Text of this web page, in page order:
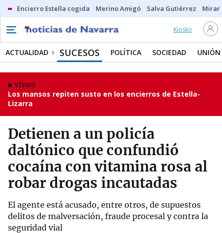
Encierro Estella cogida Merino Amigó Salva Gutiérrez Mirar
Kiosko
ACTUALIDAD SUCESOS POLÍTICA SOCIEDAD UNIÓN
VÍDEO
Los mansos repiten susto en los encierros de Estella-
Lizarra
Detienen a un policía
daltónico que confundió
cocaína con vitamina rosa al
robar drogas incautadas
El agente está acusado, entre otros, de supuestos
delitos de malversación, fraude procesal y contra la
seguridad vial